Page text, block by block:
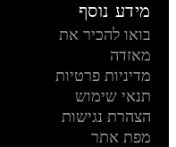
מידע נוסף
בואו להכיר את
מאזדה
מדיניות פרטיות
תנאי שימוש
הצהרת נגישות
מפת אתר